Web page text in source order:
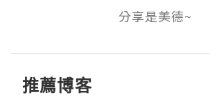
分享是美德~
推薦博客